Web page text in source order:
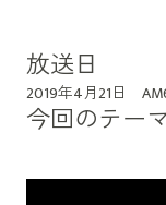
放送日
2019年4月21日
今回のテー